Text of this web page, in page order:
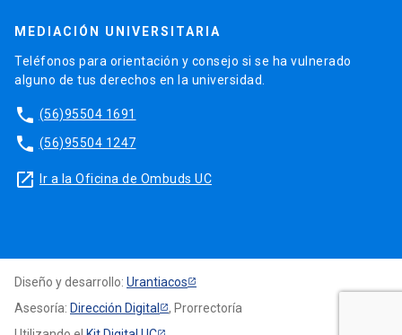
MEDIACIÓN UNIVERSITARIA
Teléfonos para orientación y consejo si se ha vulnerado
alguno de tus derechos en la universidad.
phone (56)95504 1691
phone (56)95504 1247
launch Ir a la Oficina de Ombuds UC
Diseño y desarrollo: Urantiacos
Asesoría: Dirección Digital
, Prorrectoría